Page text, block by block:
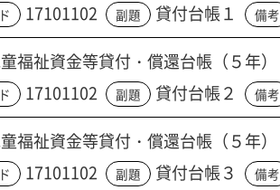
17101102 副題 貸付台帳１ 備考
福祉資金等貸付・償還台帳（５年）
17101102 副題 貸付台帳２ 備考
福祉資金等貸付・償還台帳（５年）
17101102 副題 貸付台帳３ 備考